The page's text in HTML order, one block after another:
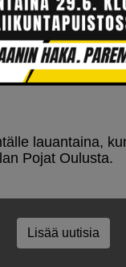
lauantaina,
Pojat Oulusta.
Lisää uutisia